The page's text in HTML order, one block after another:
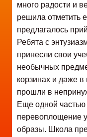
много радости и
решила отметить
предлагалось
Ребята с
принесли свои
необычных
корзинах и даже в
прошли в
Еще одной частью
перевоплощение
образы. Школа